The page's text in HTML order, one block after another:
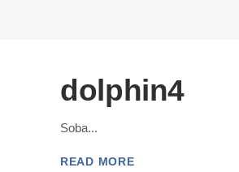
dolphin4
Soba
READ MORE